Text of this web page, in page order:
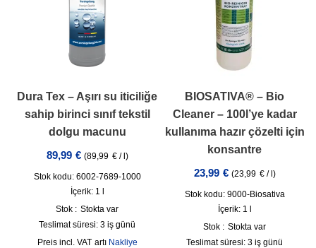
Dura Tex – Aşırı su iticiliğe
sahip birinci sınıf tekstil
dolgu macunu
89,99 € (89,99 €/ )
Stok kodu: 6002-7689-1000
İçerik: 1 l
Stok : Stokta var
Teslimat süresi: 3 iş günü
incl. VAT artı Nakliye
BIOSATIVA® – Bio
Cleaner – 100l’ye kadar
kullanıma hazır çözelti için
konsantre
23,99 € (23,99 €/ )
Stok kodu: 9000-Biosativa
İçerik: 1 l
Stok : Stokta var
Teslimat süresi: 3 iş günü